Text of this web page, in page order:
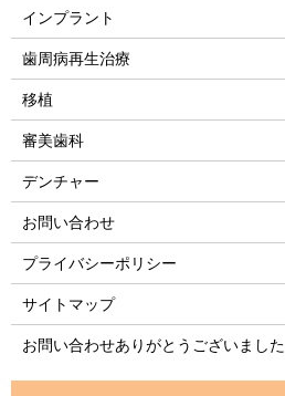
インプラント
歯周病再生治療
移植
審美歯科
デンチャー
お問い合わせ
プライバシーポリシー
サイトマップ
お問い合わせありがとうございました